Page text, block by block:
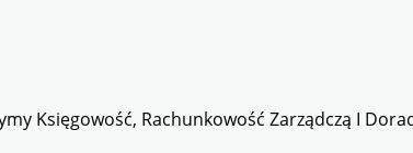
Księgowość, Rachunkowość Zarządczą I